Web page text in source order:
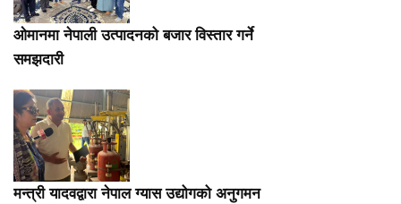
ओमानमा नेपाली उत्पादनको बजार विस्तार गर्ने
समझदारी
मन्त्री यादवद्वारा नेपाल ग्यास उद्योगको अनुगमन